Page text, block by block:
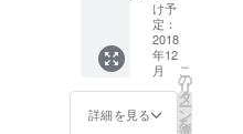
お得な
ワイン
情報 ・
O'FEO
NERO
D'AVOL
A（赤ワ
イン）
け予
定：
2018
年12
月
詳細を見る
こ
の
リ
タ
ー
ン
を